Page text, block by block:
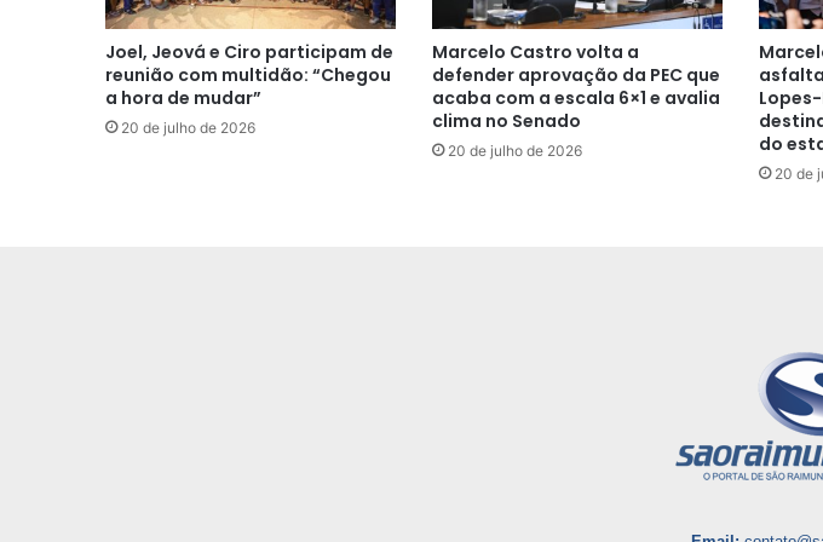
Joel, Jeová e Ciro participam de
reunião com multidão: “Chegou
a hora de mudar”
20 de julho de 2026
Marcelo Castro volta a
defender aprovação da PEC que
acaba com a escala 6×1 e avalia
clima no Senado
20 de julho de 2026
do
20 de